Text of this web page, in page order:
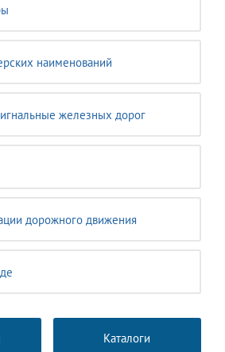
наименований
железных дорог
дорожного движения
Каталоги